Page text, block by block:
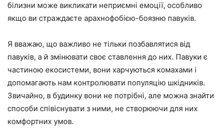
білизни може викликати неприємні емоції, особливо
якщо ви страждаєте арахнофобією-боязню павуків.
Я вважаю, що важливо не тільки позбавлятися від
павуків, а й змінювати своє ставлення до них. Павуки є
частиною екосистеми, вони харчуються комахами і
допомагають нам контролювати популяцію шкідників.
Звичайно, в будинку вони не потрібні, але можна знайти
способи співіснувати з ними, не створюючи для них
комфортних умов.